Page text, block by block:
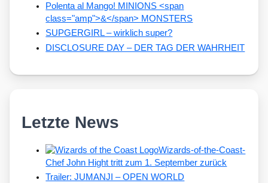
Polenta al Mango! MINIONS <span
class="amp">&</span> MONSTERS
SUPGERGIRL – wirklich super?
DISCLOSURE DAY – DER TAG DER WAHRHEIT
Letzte News
Wizards-of-the-Coast-
Chef John Hight tritt zum 1. September zurück
Trailer: JUMANJI – OPEN WORLD